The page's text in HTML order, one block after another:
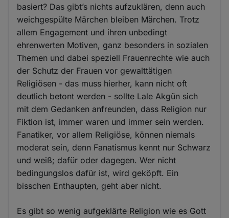
basiert? Das gibt’s nichts aufzuklären, denn auch
weichgespülte Märchen bleiben Märchen. Trotz
allem Engagement und ihren unbedingt
ehrenwerten Motiven, ganz besonders in sozialen
Themen und dabei speziell Frauenrechte wie auch
der Schutz der Frauen vor gewalttätigen
Religiösen - das muss hierher, kann nicht oft
deutlich betont werden - sollte Lale Akgün sich
mit dem Gedanken anfreunden, dass Religion nur
Fiktion ist, immer waren und immer sein werden.
Fanatiker, vor allem Religiöse, können niemals
moderat sein, denn Fanatismus kennt nur Schwarz
und weiß; dafür oder dagegen. Wer nicht
bedingungslos dafür ist, wird geköpft. Ein
bisschen Enthaupten, geht aber nicht.
Es gibt so wenig aufgeklärte Religion wie es Gott